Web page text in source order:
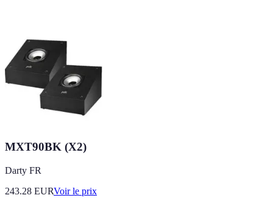
MXT90BK (X2)
Darty FR
243.28 EURVoir le prix